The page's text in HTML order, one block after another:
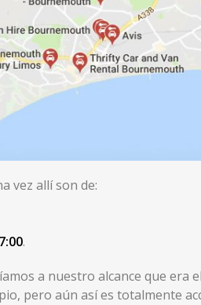
vez allí son de:
.
a nuestro alcance que era
pero aún así es totalmente